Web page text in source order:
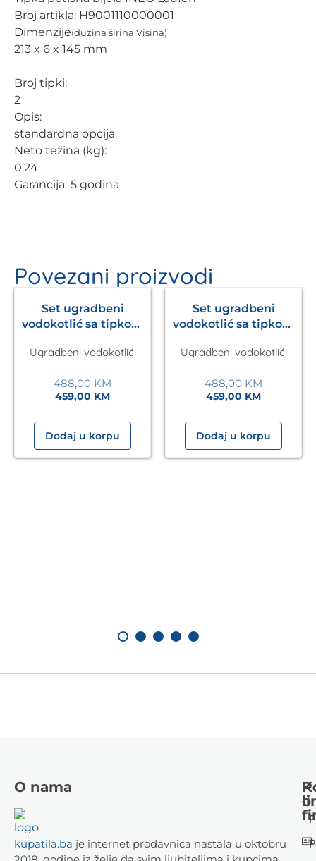
Broj artikla: H9001110000001
Dimenzije(dužina širina Visina)
213 x 6 x 145 mm
Broj tipki:
2
Opis:
standardna opcija
Neto težina (kg):
0.24
Garancija 5 godina
Povezani proizvodi
- 6%
Set ugradbeni
vodokotlić sa tipkom
+wc šolja Una Kalla
Ugradbeni vodokotlići
488,00KM
459,00 KM
Dodaj u korpu
- 6%
Set ugradbeni
vodokotlić sa tipkom
+wc šolja Sava Kalla
Ugradbeni vodokotlići
488,00KM
459,00 KM
Dodaj u korpu
O nama
kupatila.ba je internet prodavnica nastala u oktobru
o